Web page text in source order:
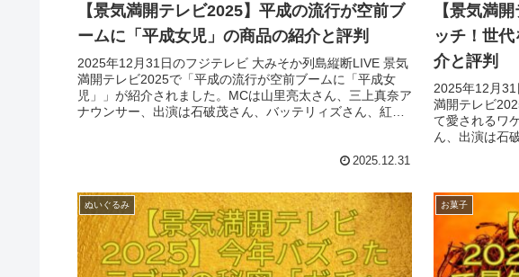
【景気満開テレビ2025】平成の流行が空前ブ
ームに「平成女児」の商品の紹介と評判
2025年12月31日のフジテレビ 大みそか列島縦断LIVE 景気
満開テレビ2025で「平成の流行が空前ブームに「平成女
児」」が紹介されました。MCは山里亮太さん、三上真奈ア
ナウンサー、出演は石破茂さん、バッテリィズさん、紅し
2025.12.31
【景気満
ッチ！世
介と評判
2025年12月
満開テレビ
て愛されるワ
ん、出演は石
ぬいぐるみ お菓子